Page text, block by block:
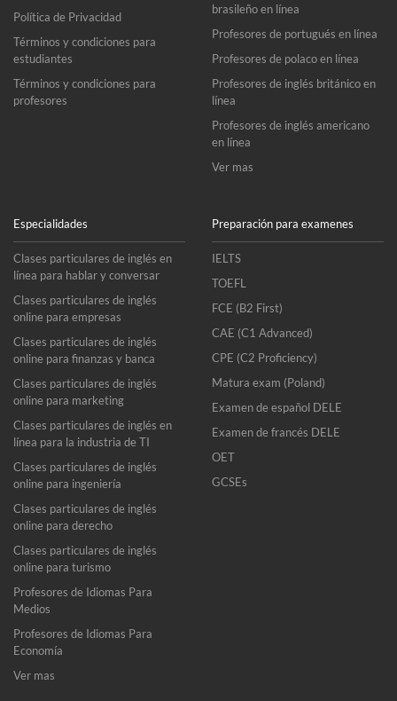
Política de Privacidad
Términos y condiciones para
estudiantes
Términos y condiciones para
profesores
brasileño en línea
Profesores de portugués en línea
Profesores de polaco en línea
Profesores de inglés británico en
línea
Profesores de inglés americano
en línea
Ver mas
Especialidades
Clases particulares de inglés en
línea para hablar y conversar
Clases particulares de inglés
online para empresas
Clases particulares de inglés
online para finanzas y banca
Clases particulares de inglés
online para marketing
Clases particulares de inglés en
línea para la industria de TI
Clases particulares de inglés
online para ingeniería
Clases particulares de inglés
online para derecho
Clases particulares de inglés
online para turismo
Profesores de Idiomas Para
Medios
Profesores de Idiomas Para
Economía
Ver mas
Preparación para examenes
IELTS
TOEFL
FCE (B2 First)
CAE (C1 Advanced)
CPE (C2 Proficiency)
Matura exam (Poland)
Examen de español DELE
Examen de francés DELE
OET
GCSEs